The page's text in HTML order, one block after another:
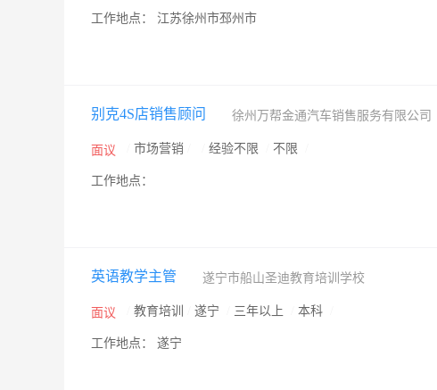
工作地点： 江苏徐州市邳州市
别克4S店销售顾问 徐州万帮金通汽车销售服务有限公司
面议 市场营销 经验不限 不限
工作地点：
英语教学主管 遂宁市船山圣迪教育培训学校
面议 教育培训 遂宁 三年以上 本科
工作地点： 遂宁